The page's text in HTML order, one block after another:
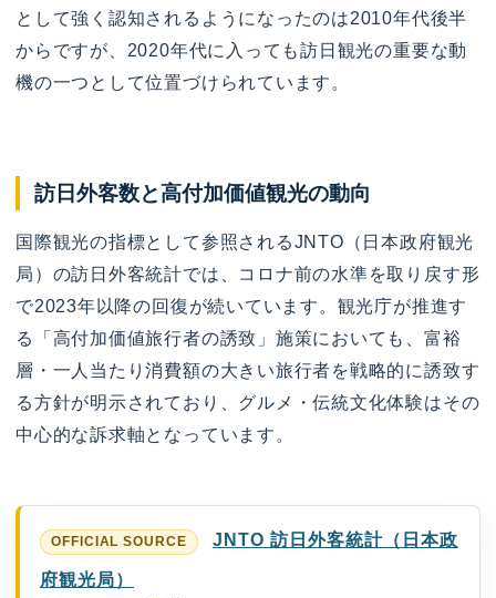
として強く認知されるようになったのは2010年代後半
からですが、2020年代に入っても訪日観光の重要な動
機の一つとして位置づけられています。
訪日外客数と高付加価値観光の動向
国際観光の指標として参照されるJNTO（日本政府観光
局）の訪日外客統計では、コロナ前の水準を取り戻す形
で2023年以降の回復が続いています。観光庁が推進す
る「高付加価値旅行者の誘致」施策においても、富裕
層・一人当たり消費額の大きい旅行者を戦略的に誘致す
る方針が明示されており、グルメ・伝統文化体験はその
中心的な訴求軸となっています。
JNTO 訪日外客統計（日本政
府観光局）